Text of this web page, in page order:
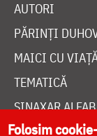
AUTORI
PĂRINȚI
MAICI CU
TEMATICĂ
SINAXAR
MĂNĂSTIRI ȘI
Folosim